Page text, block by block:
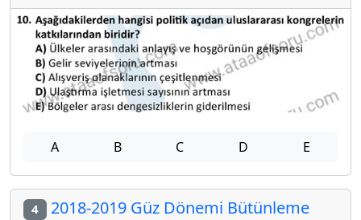
A B C D E
4 2018-2019 Güz Dönemi Bütünleme